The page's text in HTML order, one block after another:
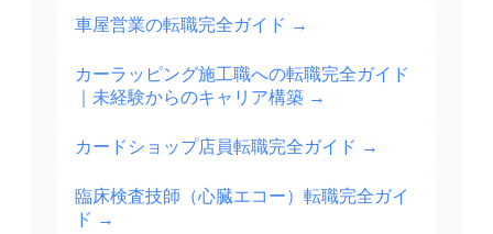
車屋営業の転職完全ガイド →
カーラッピング施工職への転職完全ガイド
｜未経験からのキャリア構築 →
カードショップ店員転職完全ガイド →
臨床検査技師（心臓エコー）転職完全ガイ
ド →